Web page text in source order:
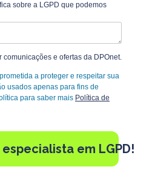
sobre a LGPD que podemos
comunicações e ofertas da DPOnet.
a proteger e respeitar sua
usados apenas para fins de
para saber mais Política de
em LGPD!